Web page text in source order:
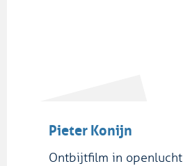
Pieter Konijn
Ontbijtfilm in openlucht